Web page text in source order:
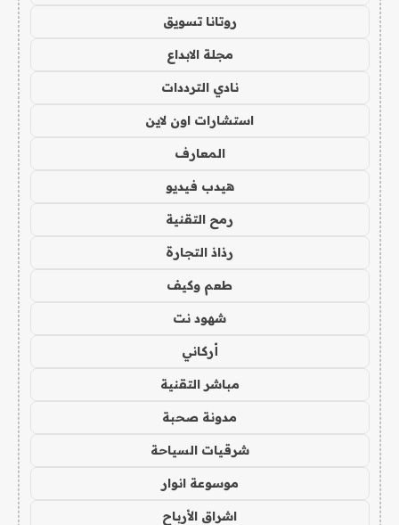
روتانا تسويق
مجلة الابداع
نادي الترددات
استشارات اون لاين
المعارف
هيدب فيديو
رمح التقنية
رذاذ التجارة
طعم وكيف
شهود نت
أركاني
مباشر التقنية
مدونة صحبة
شرقيات السياحة
موسوعة انوار
اشراق الأرباح